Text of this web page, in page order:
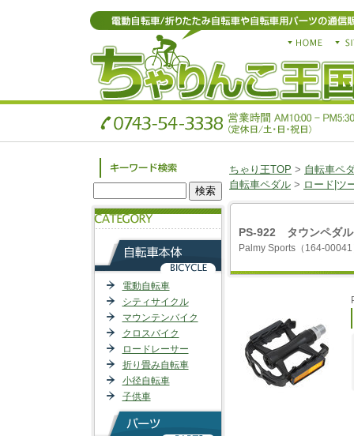
電動自転車
シティサイクル
マウンテンバイク
クロスバイク
ロードレーサー
折り畳み自転車
小径自転車
子供車
ちゃり王TOP > 自転車ペ
自転車ペダル > ロード|ツ
PS-922 タウンペダ
Palmy Sports（164-00041